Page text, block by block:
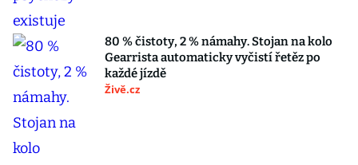
80 % čistoty, 2 % námahy. Stojan na kolo
Gearrista automaticky vyčistí řetěz po
každé jízdě
Živě.cz